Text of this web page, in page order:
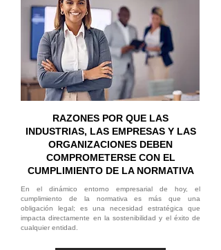
RAZONES POR QUE LAS
INDUSTRIAS, LAS EMPRESAS Y LAS
ORGANIZACIONES DEBEN
COMPROMETERSE CON EL
CUMPLIMIENTO DE LA NORMATIVA
En el dinámico entorno empresarial de hoy, el
cumplimiento de la normativa es más que una
obligación legal; es una necesidad estratégica que
impacta directamente en la sostenibilidad y el éxito de
cualquier entidad.